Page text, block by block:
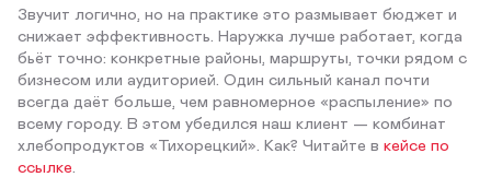
Звучит логично, но на практике это размывает бюджет и
снижает эффективность. Наружка лучше работает, когда
бьёт точно: конкретные районы, маршруты, точки рядом с
бизнесом или аудиторией. Один сильный канал почти
всегда даёт больше, чем равномерное «распыление» по
всему городу. В этом убедился наш клиент — комбинат
хлебопродуктов «Тихорецкий». Как? Читайте в кейсе по
ссылке